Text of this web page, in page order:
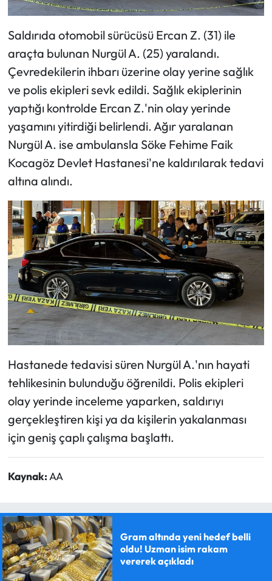
Saldırıda otomobil sürücüsü Ercan Z. (31) ile
araçta bulunan Nurgül A. (25) yaralandı.
Çevredekilerin ihbarı üzerine olay yerine sağlık
ve polis ekipleri sevk edildi. Sağlık ekiplerinin
yaptığı kontrolde Ercan Z.'nin olay yerinde
yaşamını yitirdiği belirlendi. Ağır yaralanan
Nurgül A. ise ambulansla Söke Fehime Faik
Kocagöz Devlet Hastanesi'ne kaldırılarak tedavi
altına alındı.
Hastanede tedavisi süren Nurgül A.'nın hayati
tehlikesinin bulunduğu öğrenildi. Polis ekipleri
olay yerinde inceleme yaparken, saldırıyı
gerçekleştiren kişi ya da kişilerin yakalanması
için geniş çaplı çalışma başlattı.
Kaynak: AA
Gram altında yeni hedef belli
oldu! Uzman isim rakam
vererek açıkladı